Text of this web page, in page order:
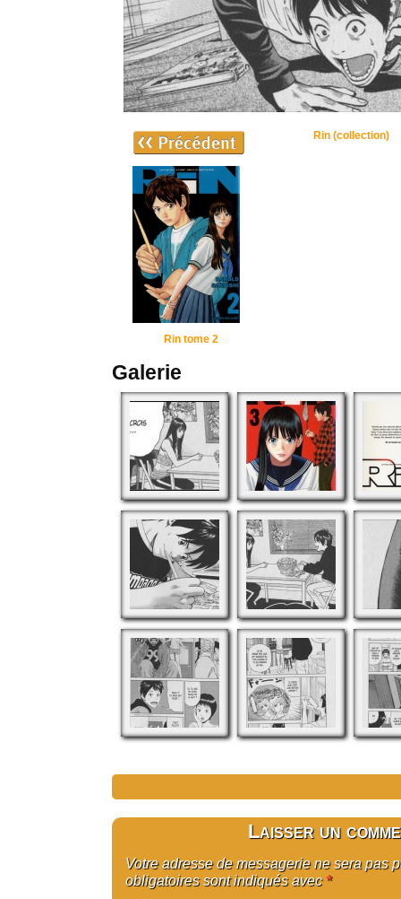
Rin tome 2
Rin (collection)
Galerie
Laisser un
Votre adresse de messagerie ne sera pas
obligatoires sont indiqués avec *